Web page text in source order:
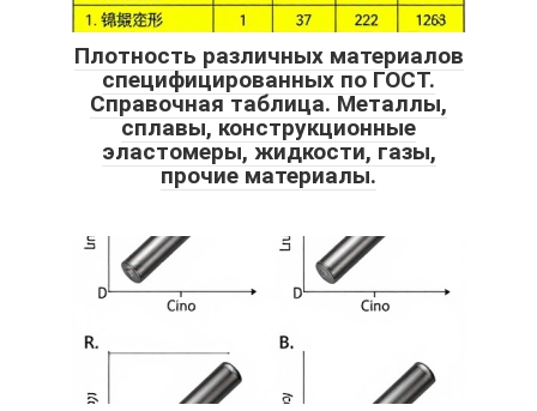
Плотность различных материалов
специфицированных по ГОСТ.
Справочная таблица. Металлы,
сплавы, конструкционные
эластомеры, жидкости, газы,
прочие материалы.